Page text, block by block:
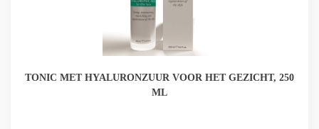
TONIC MET HYALURONZUUR VOOR HET GEZICHT, 250
ML